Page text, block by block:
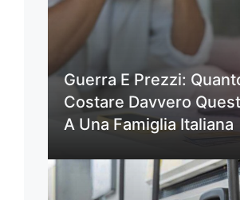
Guerra E Prezzi:
Costare Davvero
A Una Famiglia Italiana